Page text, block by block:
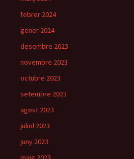
febrer 2024
gener 2024
desembre 2023
novembre 2023
octubre 2023
setembre 2023
agost 2023
juliol 2023
juny 2023